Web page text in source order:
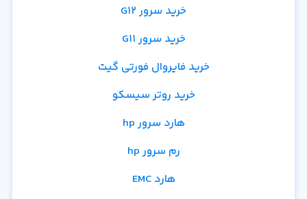
خرید سرور G12
خرید سرور G11
خرید فایروال فورتی گیت
خرید روتر سیسکو
هارد سرور hp
رم سرور hp
هارد EMC